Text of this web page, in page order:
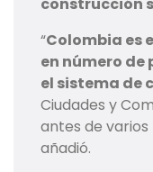
“Colombia es
en número
el sistema de
Ciudades y
antes de varios
añadió.